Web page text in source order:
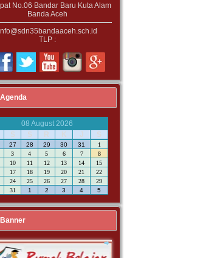
No.06 Bandar Baru Kuta Alam
Banda Aceh
TLP :
Agenda
08 August 2026
S S R K J S
27 28 29 30 31
1
3 4 5 6 7
8
10 11 12 13 14
15
17 18 19 20 21
22
24 25 26 27 28
29
31 1 2 3 4 5
Banner